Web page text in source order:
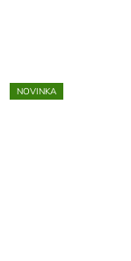
NOVINKA